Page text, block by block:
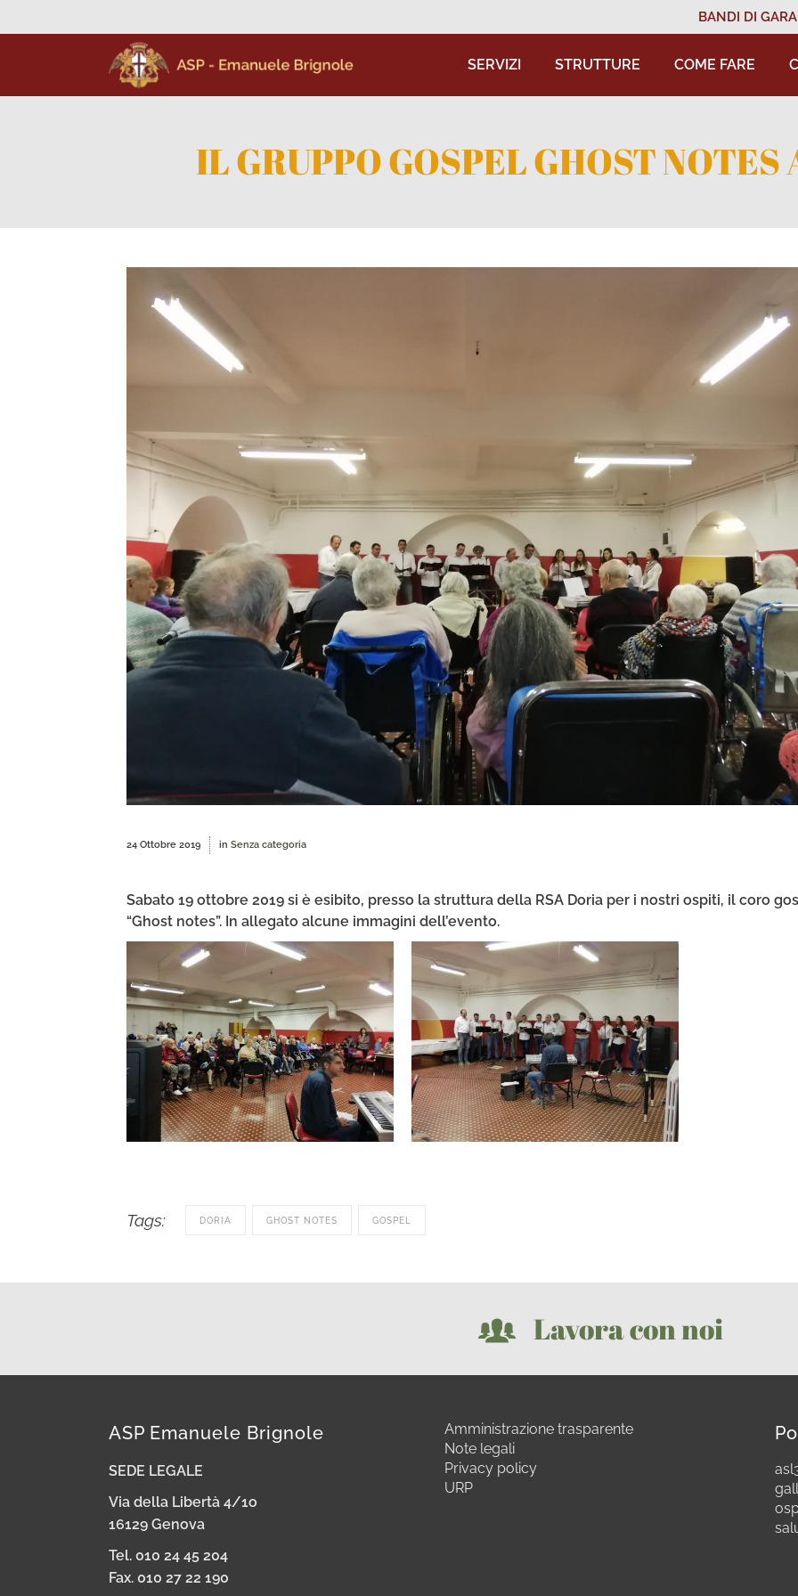
BANDI DI GARA
SERVIZI STRUTTURE COME FARE
IL GRUPPO GOSPEL GHOST
24 Ottobre 2019 in Senza categoria
Sabato 19 ottobre 2019 si è esibito, presso la struttura della RSA Doria per i nostri ospiti, il coro
“Ghost notes”. In allegato alcune immagini dell’evento.
Tags: DORIA GHOST NOTES GOSPEL
Lavora con noi
ASP Emanuele Brignole
SEDE LEGALE
Via della Libertà 4/1o
16129 Genova
Tel. 010 24 45 204
Fax. 010 27 22 190
Amministrazione trasparente
Note legali
Privacy policy
URP